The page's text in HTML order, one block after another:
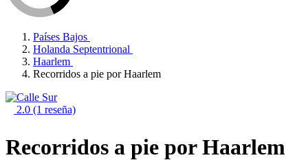
Países Bajos
Holanda Septentrional
Haarlem
Recorridos a pie por Haarlem
2.0 (1 reseña)
Recorridos a pie por Haarlem